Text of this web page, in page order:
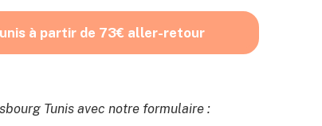
à partir de 73€ aller-retour
Tunis avec notre formulaire :